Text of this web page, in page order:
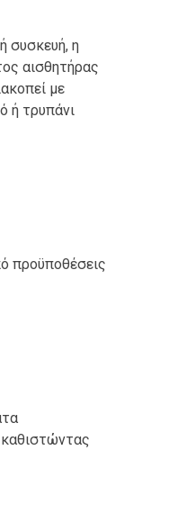
συσκευή, η
αισθητήρας
με
ή τρυπάνι
προϋποθέσεις
καθιστώντας